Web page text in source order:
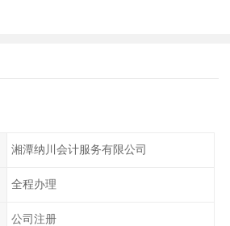
湘潭纳川会计服务有限公司
全程办理
公司注册